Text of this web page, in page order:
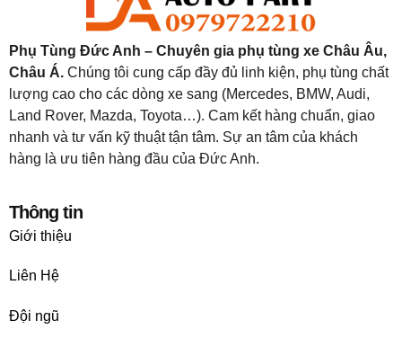
Phụ Tùng Đức Anh – Chuyên gia phụ tùng xe Châu Âu,
Châu Á. Chúng tôi cung cấp đầy đủ linh kiện, phụ tùng chất
lượng cao cho các dòng xe sang (Mercedes, BMW, Audi,
Land Rover, Mazda, Toyota…). Cam kết hàng chuẩn, giao
nhanh và tư vấn kỹ thuật tận tâm. Sự an tâm của khách
hàng là ưu tiên hàng đầu của Đức Anh.
Thông tin
Giới thiệu
Liên Hệ
Đội ngũ